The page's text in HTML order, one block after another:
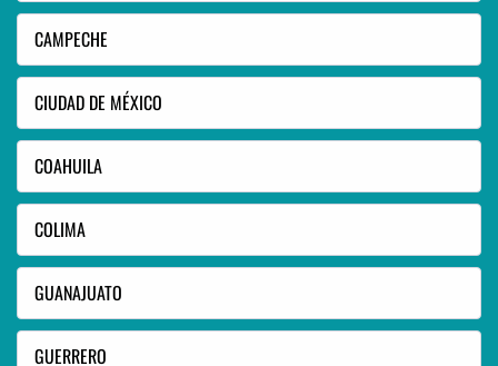
CAMPECHE
CIUDAD DE MÉXICO
COAHUILA
COLIMA
GUANAJUATO
GUERRERO